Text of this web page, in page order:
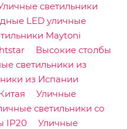
светильники
LED уличные
Maytoni
Высокие столбы
светильники из
из Испании
Уличные
светильники со
IP20
Уличные